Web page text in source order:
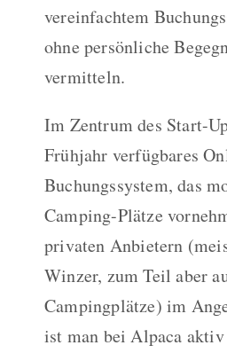
vereinfachtem
ohne persönliche
vermitteln.
Im Zentrum des Start-
Frühjahr verfügbares
Buchungssystem, das
Camping-Plätze
privaten Anbietern
Winzer, zum Teil aber
Campingplätze) im
ist man bei Alpaca